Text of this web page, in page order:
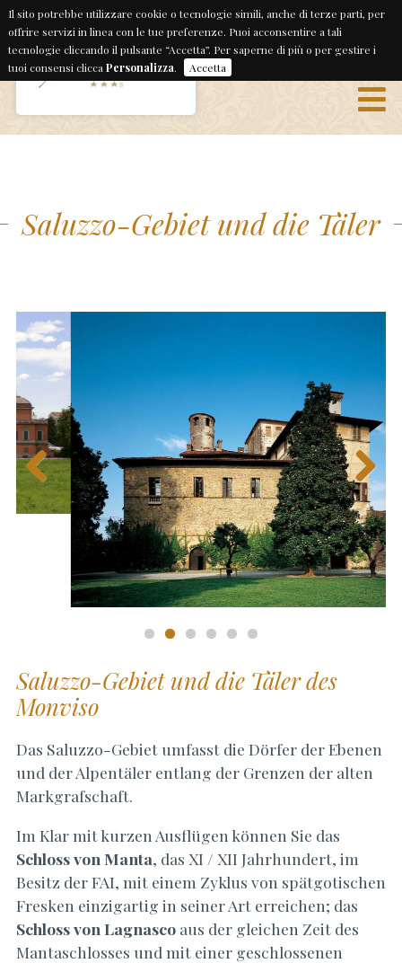
Saluzzo-Gebiet und die Täler
Previous Next
Saluzzo-Gebiet und die Täler des
Monviso
Das Saluzzo-Gebiet umfasst die Dörfer der Ebenen
und der Alpentäler entlang der Grenzen der alten
Markgrafschaft.
Im Klar mit kurzen Ausflügen können Sie das
Schloss von Manta, das XI / XII Jahrhundert, im
Besitz der FAI, mit einem Zyklus von spätgotischen
Fresken einzigartig in seiner Art erreichen; das
Schloss von Lagnascoaus der gleichen Zeit des
Mantaschlosses und mit einer geschlossenen
Il sito potrebbe utilizzare cookie o tecnologie simili, anche di terze parti, per
offrire servizi in linea con le tue preferenze. Puoi acconsentire a tali
tecnologie cliccando il pulsante “Accetta”. Per saperne di più o per gestire i
tuoi consensi clicca Personalizza. Accetta